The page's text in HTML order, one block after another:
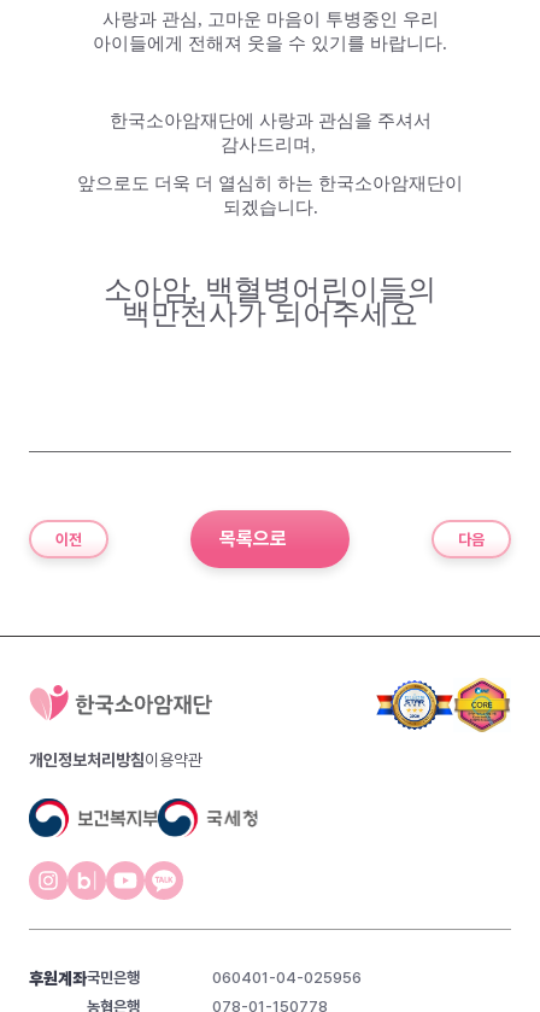
사랑과 관심, 고마운 마음이 투병중인 우리
아이들에게 전해져 웃을 수 있기를 바랍니다.
한국소아암재단에 사랑과 관심을 주셔서
감사드리며,
앞으로도 더욱 더 열심히 하는 한국소아암재단이
되겠습니다.
소아암, 백혈병어린이들의
백만천사가 되어주세요
이전 목록으로 다음
개인정보처리방침이용약관
후원계좌국민은행
060401-04-025956
농협은행
078-01-150778